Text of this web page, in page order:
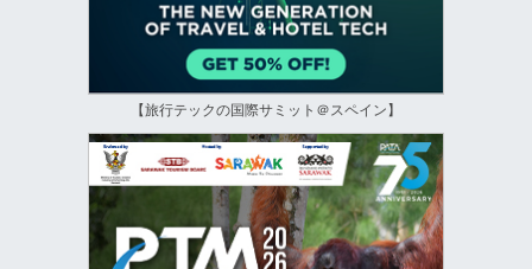
【旅行テックの国際サミット＠スペイン】